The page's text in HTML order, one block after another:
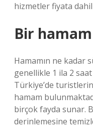
hizmetler fiyata
Bir
Hamamın ne kadar
genellikle 1 ila 2
Türkiye’de
hamam
birçok fayda sunar.
derinlemesine